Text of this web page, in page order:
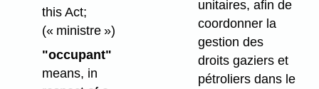
this Act;
(« ministre »)
"occupant"
means, in
unitaires, afin de
coordonner la
gestion des
droits gaziers et
pétroliers dans le